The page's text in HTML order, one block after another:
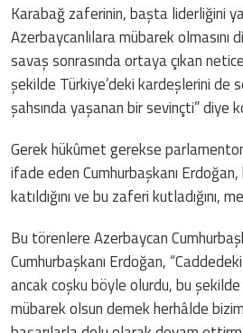
Karabağ zaferinin, başta liderliğini
Azerbaycanlılara mübarek
savaş sonrasında ortaya çıkan
şekilde Türkiye’deki kardeşlerini de
şahsında yaşanan bir sevinçti” diye
Gerek hükûmet gerekse
ifade eden Cumhurbaşkanı Erdoğan,
katıldığını ve bu zaferi
Bu törenlere Azerbaycan
Cumhurbaşkanı Erdoğan,
ancak coşku böyle olurdu, bu
mübarek olsun demek herhâlde